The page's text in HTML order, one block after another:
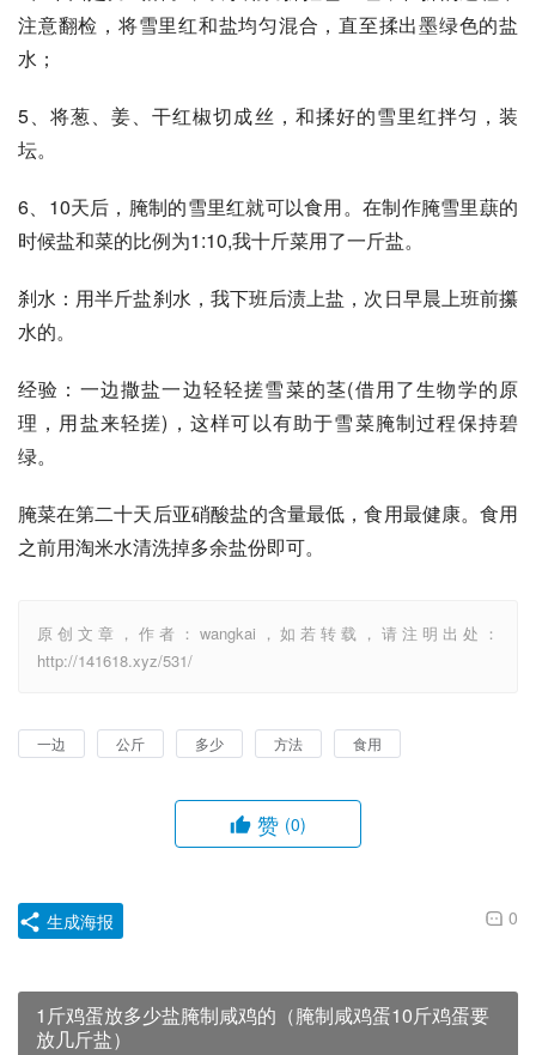
注意翻检，将雪里红和盐均匀混合，直至揉出墨绿色的盐
水；
5、将葱、姜、干红椒切成丝，和揉好的雪里红拌匀，装
坛。
6、10天后，腌制的雪里红就可以食用。在制作腌雪里蕻的
时候盐和菜的比例为1:10,我十斤菜用了一斤盐。
刹水：用半斤盐刹水，我下班后渍上盐，次日早晨上班前攥
水的。
经验：一边撒盐一边轻轻搓雪菜的茎(借用了生物学的原
理，用盐来轻搓)，这样可以有助于雪菜腌制过程保持碧
绿。
腌菜在第二十天后亚硝酸盐的含量最低，食用最健康。食用
之前用淘米水清洗掉多余盐份即可。
原创文章，作者：wangkai，如若转载，请注明出处：
http://141618.xyz/531/
一边 公斤 多少 方法 食用
赞 (0)
0
生成海报
1斤鸡蛋放多少盐腌制咸鸡的（腌制咸鸡蛋10斤鸡蛋要
放几斤盐）